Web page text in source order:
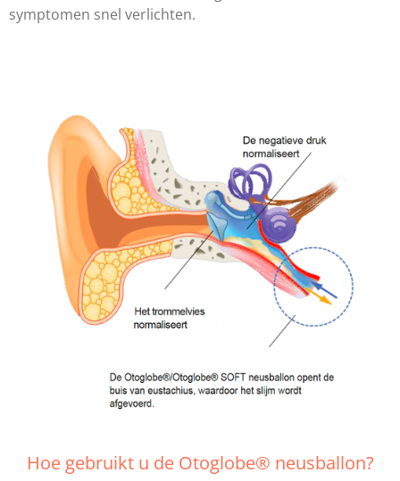
symptomen snel verlichten.
Hoe gebruikt u de Otoglobe® neusballon?